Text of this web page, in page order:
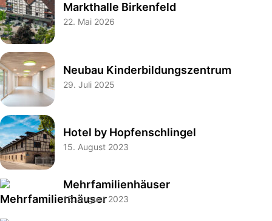
Markthalle Birkenfeld
22. Mai 2026
Neubau Kinderbildungszentrum
29. Juli 2025
Hotel by Hopfenschlingel
15. August 2023
Mehrfamilienhäuser
15. August 2023